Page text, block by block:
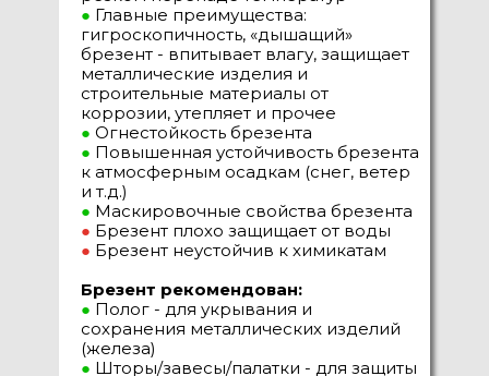
● Главные преимущества:
гигроскопичность, «дышащий»
брезент - впитывает влагу, защищает
металлические изделия и
строительные материалы от
коррозии, утепляет и прочее
● Огнестойкость брезента
● Повышенная устойчивость брезента
к атмосферным осадкам (снег, ветер
и т.д.)
● Маскировочные свойства брезента
● Брезент плохо защищает от воды
● Брезент неустойчив к химикатам
Брезент рекомендован:
● Полог - для укрывания и
сохранения металлических изделий
(железа)
● Шторы/завесы/палатки - для защиты